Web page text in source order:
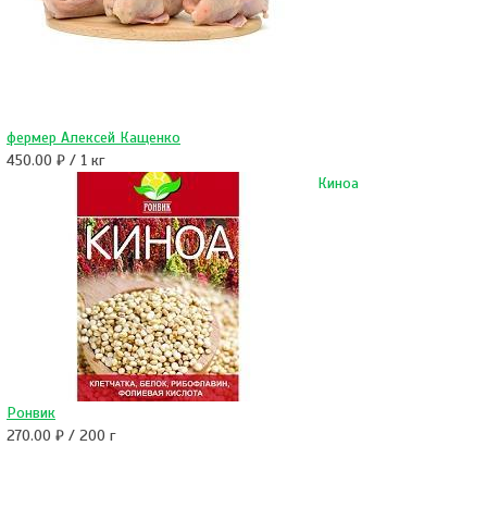
фермер Алексей Кащенко
450.00 ₽ / 1 кг
Киноа
Ронвик
270.00 ₽ / 200 г